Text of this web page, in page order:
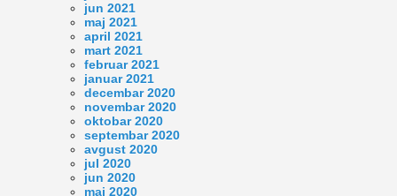
jun 2021
maj 2021
april 2021
mart 2021
februar 2021
januar 2021
decembar 2020
novembar 2020
oktobar 2020
septembar 2020
avgust 2020
jul 2020
jun 2020
maj 2020